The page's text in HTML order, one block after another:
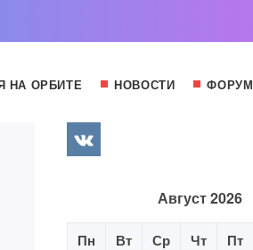
НА ОРБИТЕ НОВОСТИ ФОРУМ
Август 2026
Пн Вт Ср Чт Пт